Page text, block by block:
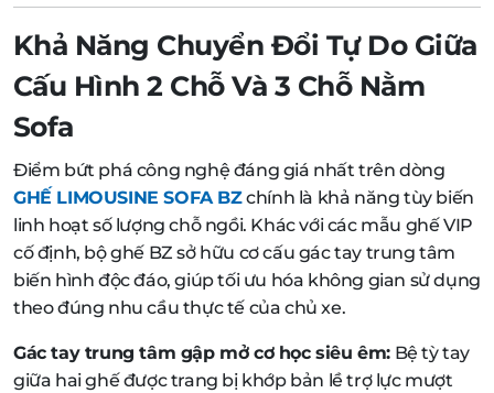
Khả Năng Chuyển Đổi Tự Do Giữa
Cấu Hình 2 Chỗ Và 3 Chỗ Nằm
Sofa
Điểm bứt phá công nghệ đáng giá nhất trên dòng
GHẾ LIMOUSINE SOFA BZchính là khả năng tùy biến
linh hoạt số lượng chỗ ngồi. Khác với các mẫu ghế VIP
cố định, bộ ghế BZ sở hữu cơ cấu gác tay trung tâm
biến hình độc đáo, giúp tối ưu hóa không gian sử dụng
theo đúng nhu cầu thực tế của chủ xe.
Gác tay trung tâm gập mở cơ học siêu êm: Bệ tỳ tay
giữa hai ghế được trang bị khớp bản lề trợ lực mượt